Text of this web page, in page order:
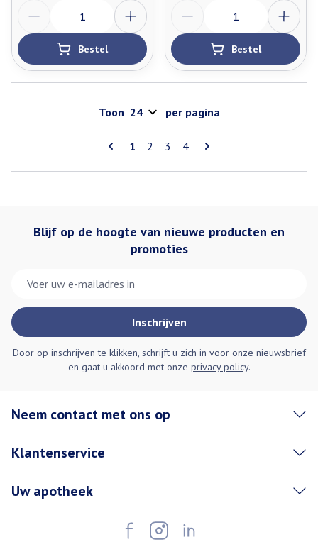
Bestel Bestel
Pagina's
U lees momenteel pagina
1 Pagina
2 Pagina
3 Pagina
4
Toon per pagina
Blijf op de hoogte van nieuwe producten en
promoties
Inschrijven
Door op inschrijven te klikken, schrijft u zich in voor onze nieuwsbrief
en gaat u akkoord met onze privacy policy.
Neem contact met ons op
Klantenservice
Uw apotheek